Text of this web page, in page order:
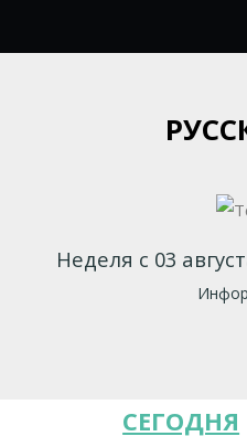
Неделя с 03
СЕГОДНЯ